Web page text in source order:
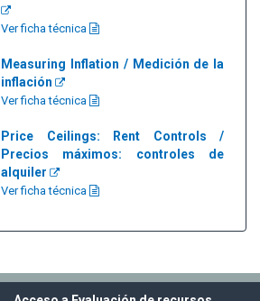
Ver ficha técnica
Measuring Inflation / Medición de la
inflación
Ver ficha técnica
Price Ceilings: Rent Controls /
Precios máximos: controles de
alquiler
Ver ficha técnica